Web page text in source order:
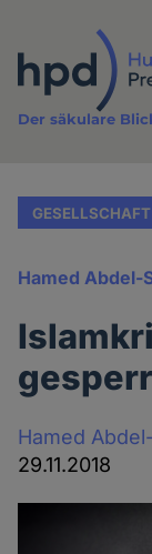
Inhalt
Der säkulare
GESELLSCHAFT
Hamed Abdel-
Hamed
29.11.2018